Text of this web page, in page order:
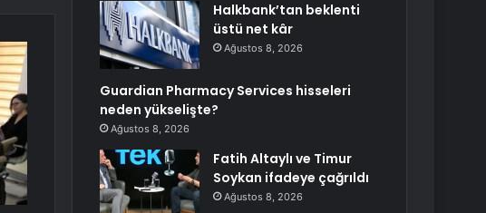
Halkbank’tan beklenti
üstü net kâr
Ağustos 8, 2026
Guardian Pharmacy Services hisseleri
neden yükselişte?
Ağustos 8, 2026
Fatih Altaylı ve Timur
Soykan ifadeye çağrıldı
Ağustos 8, 2026